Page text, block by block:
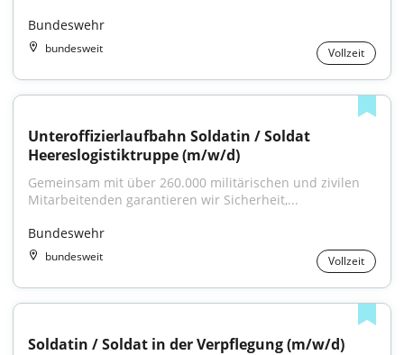
Bundeswehr
bundesweit Vollzeit
Unteroffizierlaufbahn Soldatin / Soldat
Heereslogistiktruppe (m/w/d)
Gemeinsam mit über 260.000 militärischen und zivilen
Mitarbeitenden garantieren wir Sicherheit,...
Bundeswehr
bundesweit Vollzeit
Soldatin / Soldat in der Ver­pfle­gung (m/w/d)